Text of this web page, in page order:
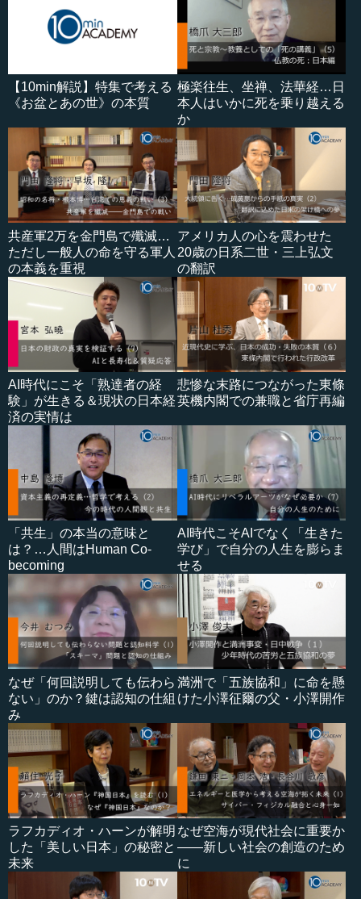
【10min解説】特集で考える
《お盆とあの世》の本質
極楽往生、坐禅、法華経…日
本人はいかに死を乗り越える
か
共産軍2万を金門島で殲滅…
ただし一般人の命を守る軍人
の本義を重視
アメリカ人の心を震わせた
20歳の日系二世・三上弘文
の翻訳
AI時代にこそ「熟達者の経
験」が生きる＆現状の日本経
済の実情は
悲惨な末路につながった東條
英機内閣での兼職と省庁再編
「共生」の本当の意味と
は？…人間はHuman Co-
becoming
AI時代こそAIでなく「生きた
学び」で自分の人生を膨らま
せる
なぜ「何回説明しても伝わら
ない」のか？鍵は認知の仕組
み
満洲で「五族協和」に命を懸
けた小澤征爾の父・小澤開作
ラフカディオ・ハーンが解明
した「美しい日本」の秘密と
未来
なぜ空海が現代社会に重要か
――新しい社会の創造のため
に